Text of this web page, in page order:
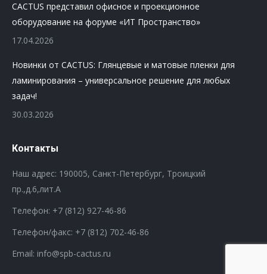
CACTUS представил офисное и проекционное
оборудование на форуме «ИТ Пространство»
17.04.2026
Новинки от CACTUS: Глянцевые и матовые пленки для
ламинирования – универсальное решение для любых
задач!
30.03.2026
Контакты
Наш адрес: 190005, Санкт-Петербург, Троицкий
пр.,д.6,лит.А
Телефон: +7 (812) 927-46-86
Телефон/факс: +7 (812) 702-46-86
Email: info@spb-cactus.ru